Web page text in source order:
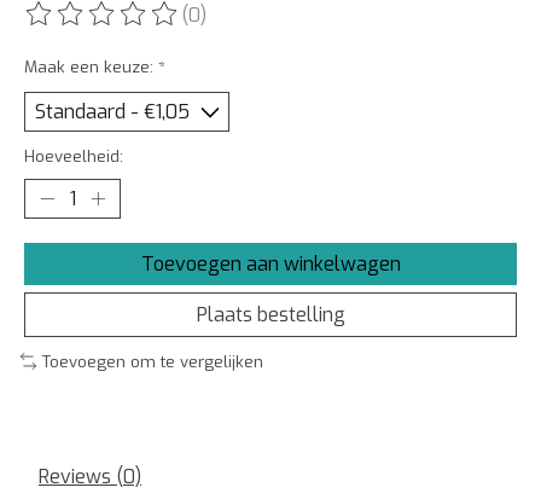
De beoordeling van dit product is
(0)
Maak een keuze: *
Hoeveelheid:
Toevoegen aan winkelwagen
Plaats bestelling
Toevoegen om te vergelijken
Reviews (0)